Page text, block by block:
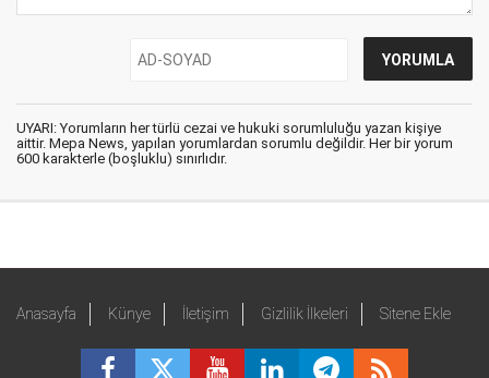
UYARI: Yorumların her türlü cezai ve hukuki sorumluluğu yazan kişiye
aittir. Mepa News, yapılan yorumlardan sorumlu değildir. Her bir yorum
600 karakterle (boşluklu) sınırlıdır.
Anasayfa Künye İletişim Gizlilik İlkeleri Sitene Ekle